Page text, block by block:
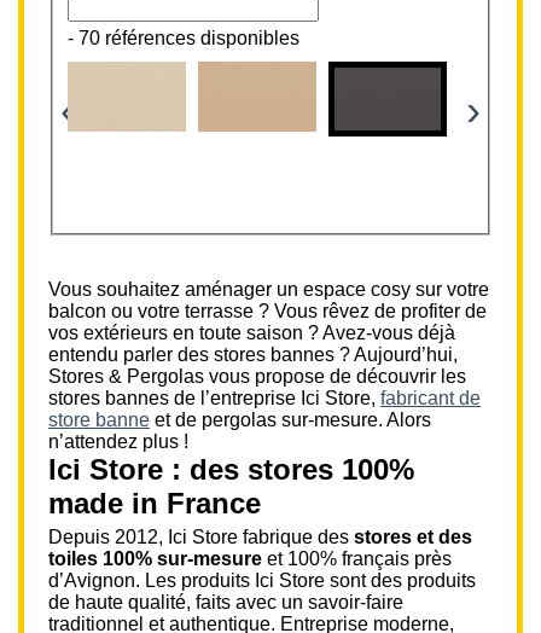
- 70 références disponibles
‹ ›
Vous souhaitez aménager un espace cosy sur votre
balcon ou votre terrasse ? Vous rêvez de profiter de
vos extérieurs en toute saison ? Avez-vous déjà
entendu parler des stores bannes ? Aujourd’hui,
Stores & Pergolas vous propose de découvrir les
stores bannes de l’entreprise Ici Store, fabricant de
store banne et de pergolas sur-mesure. Alors
n’attendez plus !
Ici Store : des stores 100%
made in France
Depuis 2012, Ici Store fabrique des stores et des
toiles 100% sur-mesure et 100% français près
d’Avignon. Les produits Ici Store sont des produits
de haute qualité, faits avec un savoir-faire
traditionnel et authentique. Entreprise moderne,